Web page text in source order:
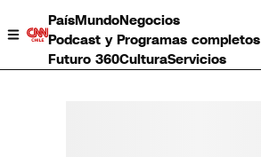
PaísMundoNegocios
Podcast y Programas completos
Futuro 360CulturaServicios